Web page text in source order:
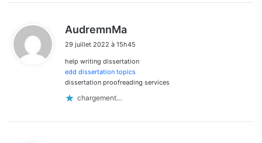
AudremnMa
t
:
29 juillet 2022 à 15h45
help writing dissertation
edd dissertation topics
dissertation proofreading services
chargement…